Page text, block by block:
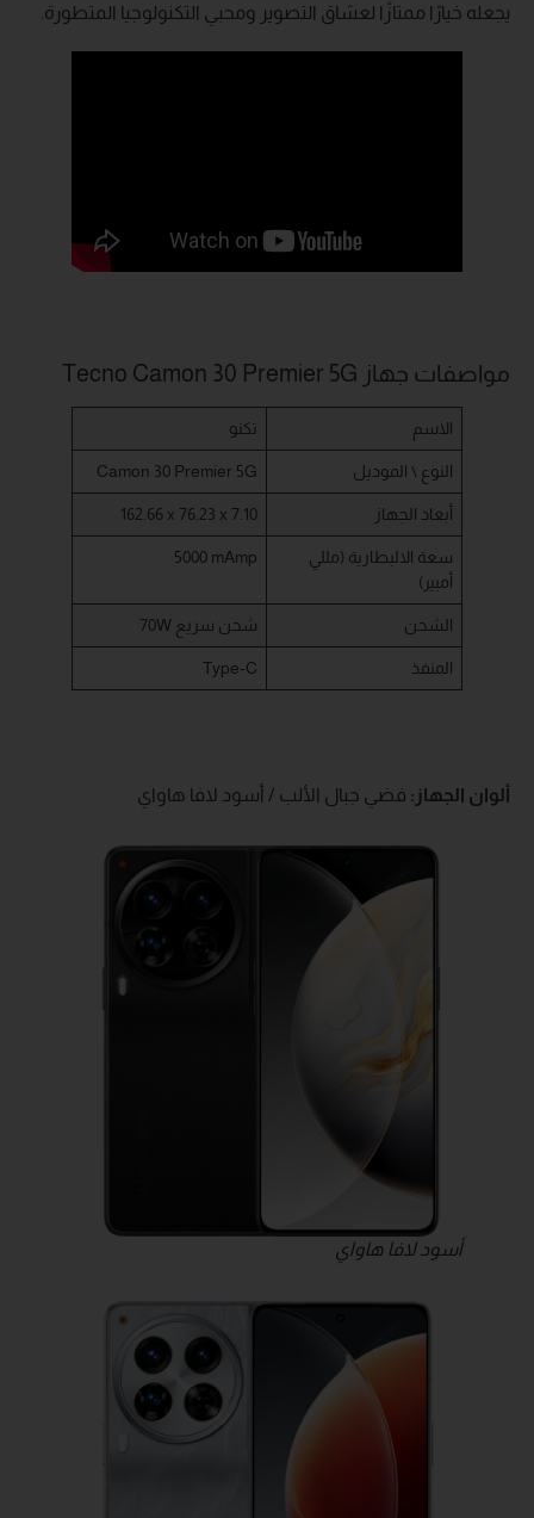
يجعله خيارًا ممتازًا لعشاق التصوير ومحبي التكنولوجيا المتطورة.
مواصفات جهاز Tecno Camon 30 Premier 5G
تكنو الاسم
Camon 30 Premier 5G النوع \ الموديل
162.66 x 76.23 x 7.10 أبعاد الجهاز
5000 mAmp
سعة الالبطارية (مللي
أمبير)
70W شحن سريع الشحن
Type-C المنفذ
ألوان الجهاز: فضي جبال الألب / أسود لافا هاواي
أسود لافا هاواي